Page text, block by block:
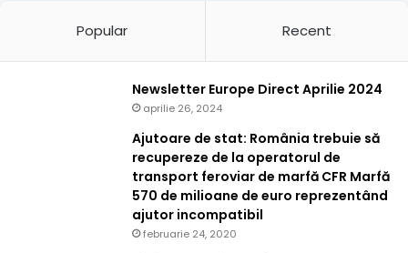
Popular Recent
Newsletter Europe Direct Aprilie 2024
aprilie 26, 2024
Ajutoare de stat: România trebuie să
recupereze de la operatorul de
transport feroviar de marfă CFR Marfă
570 de milioane de euro reprezentând
ajutor incompatibil
februarie 24, 2020